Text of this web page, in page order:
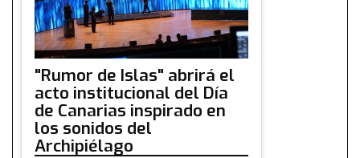
"Rumor de Islas" abrirá el
acto institucional del Día
de Canarias inspirado en
los sonidos del
Archipiélago